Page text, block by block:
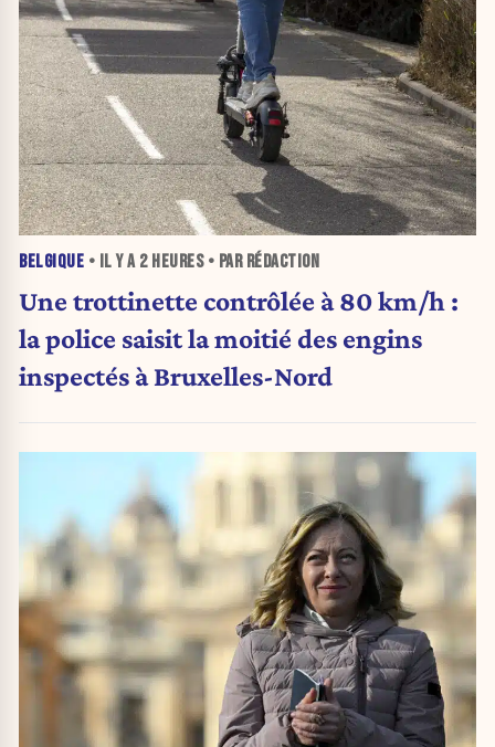
BELGIQUE • IL Y A 2 HEURES• PAR RÉDACTION
Une trottinette contrôlée à 80 km/h :
la police saisit la moitié des engins
inspectés à Bruxelles-Nord